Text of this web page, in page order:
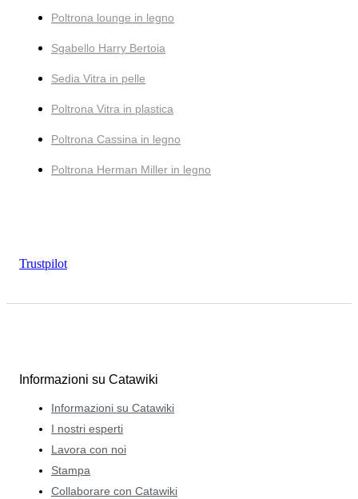
Poltrona lounge in legno
Sgabello Harry Bertoia
Sedia Vitra in pelle
Poltrona Vitra in plastica
Poltrona Cassina in legno
Poltrona Herman Miller in legno
Trustpilot
Informazioni su Catawiki
Informazioni su Catawiki
I nostri esperti
Lavora con noi
Stampa
Collaborare con Catawiki